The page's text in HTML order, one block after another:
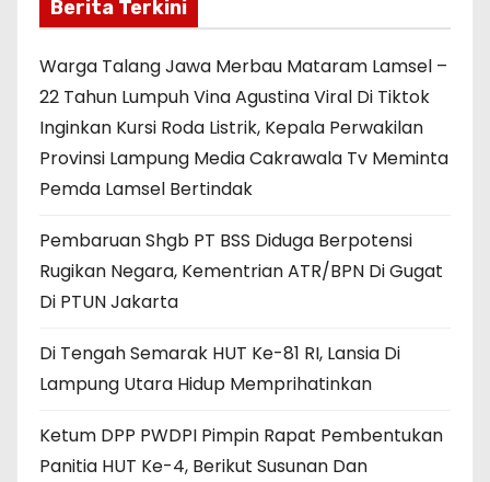
Berita Terkini
Warga Talang Jawa Merbau Mataram Lamsel –
22 Tahun Lumpuh Vina Agustina Viral Di Tiktok
Inginkan Kursi Roda Listrik, Kepala Perwakilan
Provinsi Lampung Media Cakrawala Tv Meminta
Pemda Lamsel Bertindak
Pembaruan Shgb PT BSS Diduga Berpotensi
Rugikan Negara, Kementrian ATR/BPN Di Gugat
Di PTUN Jakarta
Di Tengah Semarak HUT Ke-81 RI, Lansia Di
Lampung Utara Hidup Memprihatinkan
Ketum DPP PWDPI Pimpin Rapat Pembentukan
Panitia HUT Ke-4, Berikut Susunan Dan